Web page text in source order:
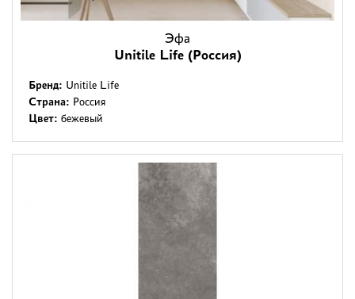
Эфа
Unitile Life (Россия)
Бренд: Unitile Life
Страна: Россия
Цвет: бежевый